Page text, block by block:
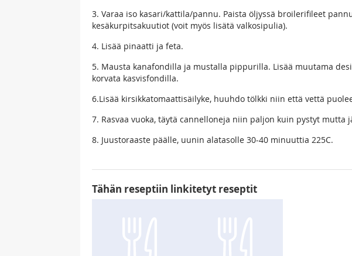
3. Varaa iso kasari/kattila/pannu. Paista öljyssä broilerifileet
kesäkurpitsakuutiot (voit myös lisätä valkosipulia).
4. Lisää pinaatti ja feta.
5. Mausta kanafondilla ja mustalla pippurilla. Lisää muutama
korvata kasvisfondilla.
6.Lisää kirsikkatomaattisäilyke, huuhdo tölkki niin että vettä
7. Rasvaa vuoka, täytä cannelloneja niin paljon kuin pystyt
8. Juustoraaste päälle, uunin alatasolle 30-40 minuuttia 225C.
Tähän reseptiin linkitetyt reseptit